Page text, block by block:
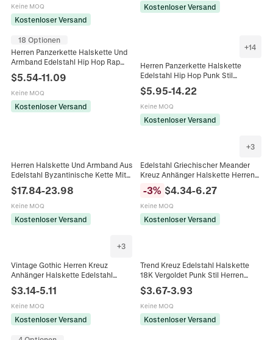
Keine MOQ
Kostenloser Versand
Kostenloser Versand
18 Optionen
Herren Panzerkette Halskette Und
Armband Edelstahl Hip Hop Rap
Punk Schmuck Streetwear Für
Männer
$5.54-11.09
Keine MOQ
Kostenloser Versand
+14
Herren Panzerkette Halskette
Edelstahl Hip Hop Punk Stil
Streetwear Schmuck Poliert
$5.95-14.22
Keine MOQ
Kostenloser Versand
Herren Halskette Und Armband Aus
Edelstahl Byzantinische Kette Mit
Löwenkopf Verschluss Hip Hop
Punk Schmuck
$17.84-23.98
Keine MOQ
Kostenloser Versand
+3
Edelstahl Griechischer Meander
Kreuz Anhänger Halskette Herren
Hip Hop Strass Eingelegt Gold
Schwarz Silber Religiöse Mode
Geschenk
-3% $4.34-6.27
Keine MOQ
Kostenloser Versand
+3
Vintage Gothic Herren Kreuz
Anhänger Halskette Edelstahl
Kette Schmuck Für Männer
$3.14-5.11
Keine MOQ
Kostenloser Versand
Trend Kreuz Edelstahl Halskette
18K Vergoldet Punk Stil Herren
Industrie Schmuck Geschenk
$3.67-3.93
Keine MOQ
Kostenloser Versand